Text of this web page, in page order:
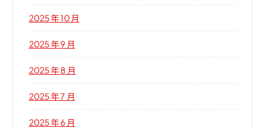
2025 年 10 月
2025 年 9 月
2025 年 8 月
2025 年 7 月
2025 年 6 月